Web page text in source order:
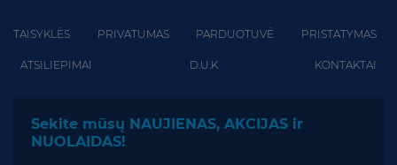
TAISYKLĖS PRIVATUMAS PARDUOTUVĖ PRISTATYMAS
ATSILIEPIMAI D.U.K KONTAKTAI
Sekite mūsų NAUJIENAS, AKCIJAS ir
NUOLAIDAS!